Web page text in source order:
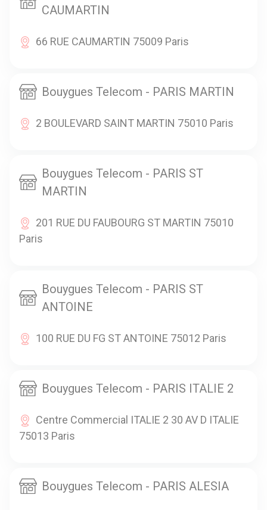
CAUMARTIN
66 RUE CAUMARTIN 75009 Paris
Bouygues Telecom - PARIS MARTIN
2 BOULEVARD SAINT MARTIN 75010 Paris
Bouygues Telecom - PARIS ST
MARTIN
201 RUE DU FAUBOURG ST MARTIN 75010
Paris
Bouygues Telecom - PARIS ST
ANTOINE
100 RUE DU FG ST ANTOINE 75012 Paris
Bouygues Telecom - PARIS ITALIE 2
Centre Commercial ITALIE 2 30 AV D ITALIE
75013 Paris
Bouygues Telecom - PARIS ALESIA